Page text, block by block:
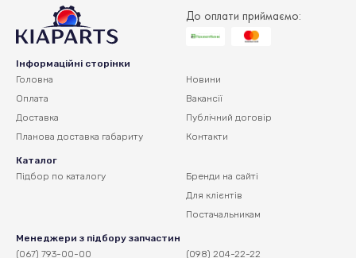
До оплати приймаємо:
Інформаційні сторінки
Головна
Оплата
Доставка
Планова доставка габариту
Новини
Вакансії
Публічний договір
Контакти
Каталог
Підбор по каталогу
Бренди на сайті
Для клієнтів
Постачальникам
Менеджери з підбору запчастин
(067) 793-00-00
(098) 204-22-22